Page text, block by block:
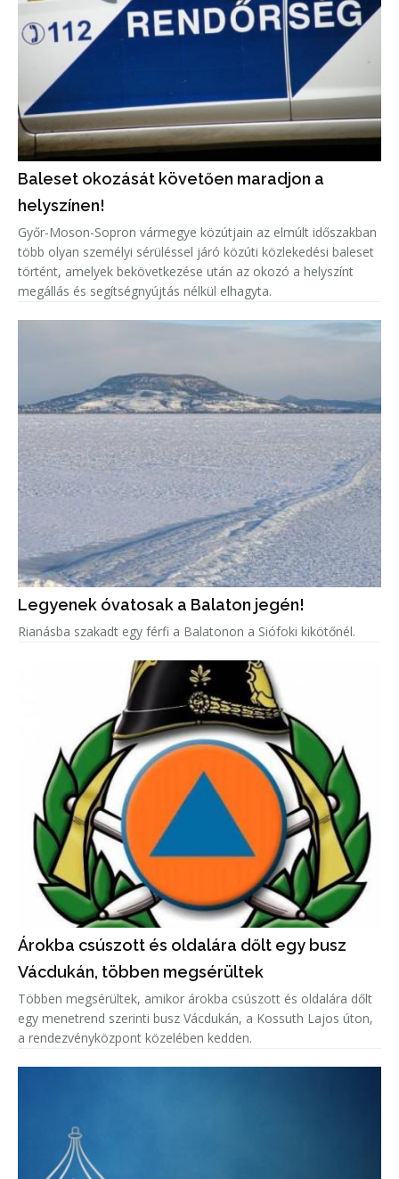
Baleset okozását követően maradjon a
helyszínen!
Győr-Moson-Sopron vármegye közútjain az elmúlt időszakban
több olyan személyi sérüléssel járó közúti közlekedési baleset
történt, amelyek bekövetkezése után az okozó a helyszínt
megállás és segítségnyújtás nélkül elhagyta.
Legyenek óvatosak a Balaton jegén!
Rianásba szakadt egy férfi a Balatonon a Siófoki kikötőnél.
Árokba csúszott és oldalára dőlt egy busz
Vácdukán, többen megsérültek
Többen megsérültek, amikor árokba csúszott és oldalára dőlt
egy menetrend szerinti busz Vácdukán, a Kossuth Lajos úton,
a rendezvényközpont közelében kedden.